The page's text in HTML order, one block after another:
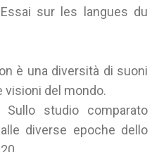
sur les langues du
è una diversità di suoni
visioni del mondo.
Sullo studio comparato
diverse epoche dello